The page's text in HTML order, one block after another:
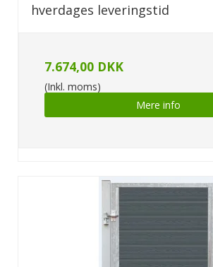
hverdages leveringstid
7.674,00 DKK
(Inkl. moms)
Mere info